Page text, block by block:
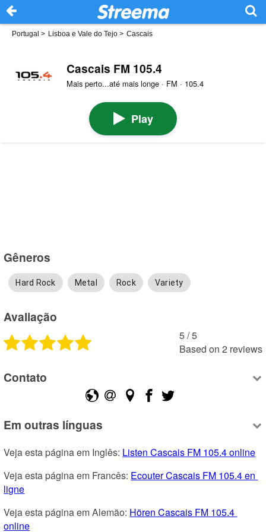
Portugal > Lisboa e Vale do Tejo > Cascais
Cascais FM 105.4
Mais perto...até mais longe · FM · 105.4
Play
Gêneros
Hard Rock Metal Rock Variety
Avaliação
5 /5
Based on 2 reviews
Contato
Em outras línguas
Veja esta página em Inglês: Listen Cascais FM 105.4 online
Veja esta página em Francês: Ecouter Cascais FM 105.4 en
ligne
Veja esta página em Alemão: Hören Cascais FM 105.4
online